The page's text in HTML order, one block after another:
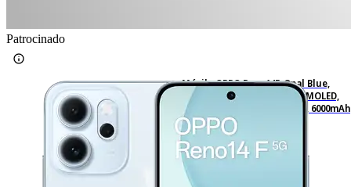
Patrocinado
Móvil - OPPO Reno14F, Opal Blue,
256GB, 8GB RAM, 6.57" 2.5D AMOLED,
Snapdragon® 6 Gen 1 (4nm), 6000mAh